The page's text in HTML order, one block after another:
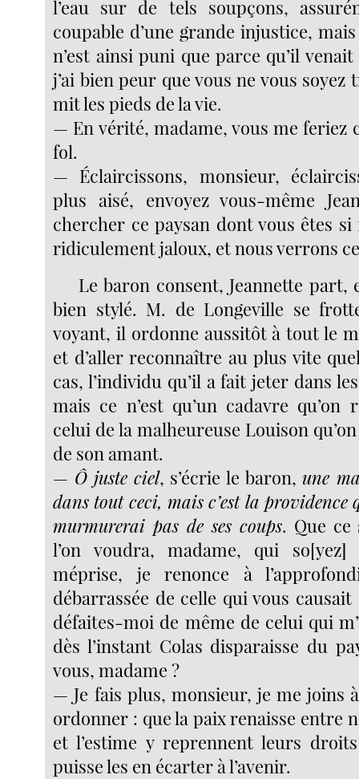
l’eau sur de tels soupçons,
coupable d’une grande injustice,
n’est ainsi puni que parce qu’il
j’ai bien peur que vous ne vous soyez
mit les pieds de la vie.
— En vérité, madame, vous me feriez
fol.
— Éclaircissons, monsieur,
plus aisé, envoyez vous-même
chercher ce paysan dont vous êtes
ridiculement jaloux, et nous verrons
Le baron consent, Jeannette part,
bien stylé. M. de Longeville se
voyant, il ordonne aussitôt à tout le
et d’aller reconnaître au plus vite
cas, l’individu qu’il a fait jeter dans
mais ce n’est qu’un cadavre qu’on
celui de la malheureuse Louison
de son amant.
— Ô juste ciel, s’écrie le baron,une
dans tout ceci, mais c’est la
murmurerai pas de ses coups. Que ce
l’on voudra, madame, qui
méprise, je renonce à
débarrassée de celle qui vous
défaites-moi de même de celui qui
dès l’instant Colas disparaisse du
vous, madame ?
— Je fais plus, monsieur, je me joins
ordonner : que la paix renaisse entre
et l’estime y reprennent leurs
puisse les en écarter à l’avenir.